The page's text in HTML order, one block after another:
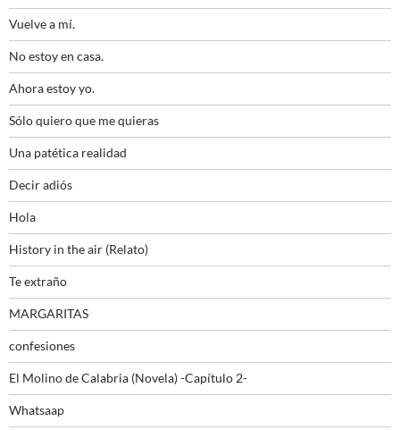
Vuelve a mí.
No estoy en casa.
Ahora estoy yo.
Sólo quiero que me quieras
Una patética realidad
Decir adiós
Hola
History in the air (Relato)
Te extraño
MARGARITAS
confesiones
El Molino de Calabria (Novela) -Capítulo 2-
Whatsaap